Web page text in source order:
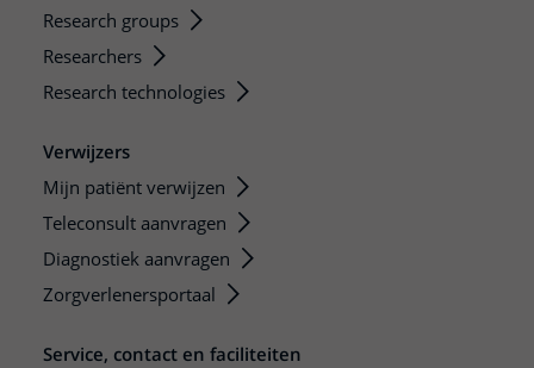
Research groups
Researchers
Research technologies
Verwijzers
Mijn patiënt verwijzen
Teleconsult aanvragen
Diagnostiek aanvragen
Zorgverlenersportaal
Service, contact en faciliteiten